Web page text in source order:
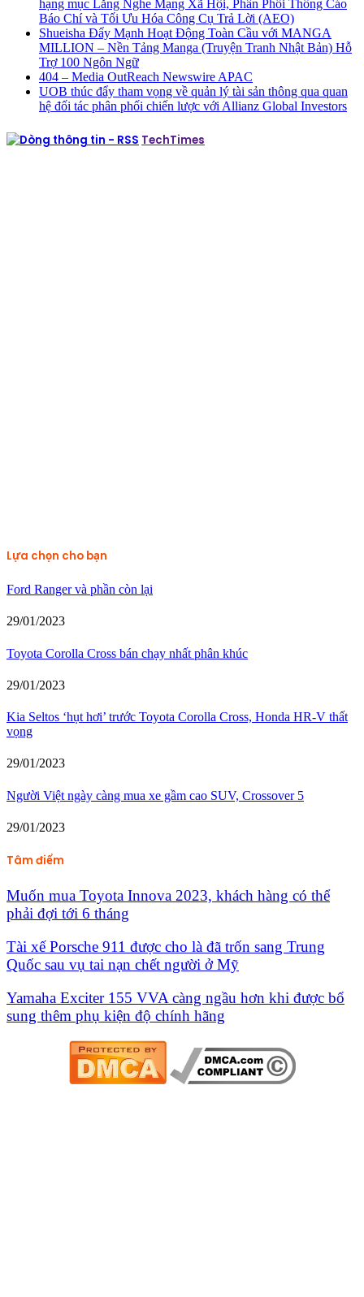
hạng mục Lắng Nghe Mạng Xã Hội, Phân Phối Thông Cáo
Báo Chí và Tối Ưu Hóa Công Cụ Trả Lời (AEO)
Shueisha Đẩy Mạnh Hoạt Động Toàn Cầu với MANGA
MILLION – Nền Tảng Manga (Truyện Tranh Nhật Bản) Hỗ
Trợ 100 Ngôn Ngữ
404 – Media OutReach Newswire APAC
UOB thúc đẩy tham vọng về quản lý tài sản thông qua quan
hệ đối tác phân phối chiến lược với Allianz Global Investors
TechTimes
Lựa chọn cho bạn
Ford Ranger và phần còn lại
29/01/2023
Toyota Corolla Cross bán chạy nhất phân khúc
29/01/2023
Kia Seltos ‘hụt hơi’ trước Toyota Corolla Cross, Honda HR-V thất
vọng
29/01/2023
Người Việt ngày càng mua xe gầm cao SUV, Crossover 5
29/01/2023
Tâm điểm
Muốn mua Toyota Innova 2023, khách hàng có thể
phải đợi tới 6 tháng
Tài xế Porsche 911 được cho là đã trốn sang Trung
Quốc sau vụ tai nạn chết người ở Mỹ
Yamaha Exciter 155 VVA càng ngầu hơn khi được bổ
sung thêm phụ kiện độ chính hãng